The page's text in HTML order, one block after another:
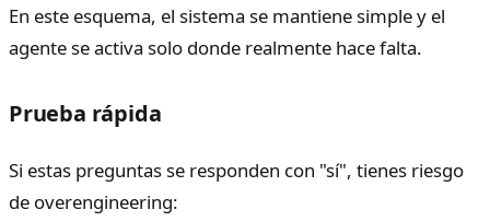
En este esquema, el sistema se mantiene simple y el
agente se activa solo donde realmente hace falta.
Prueba rápida
Si estas preguntas se responden con "sí", tienes riesgo
de overengineering: